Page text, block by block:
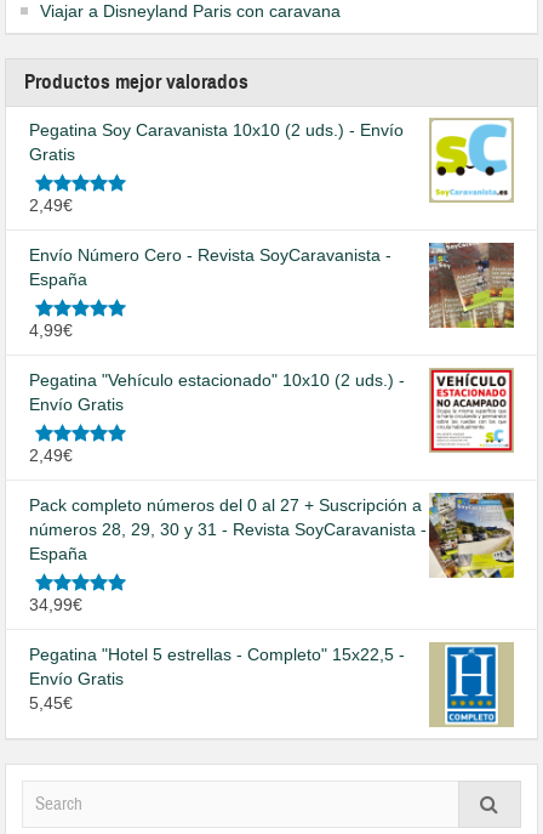
Viajar a Disneyland Paris con caravana
Productos mejor valorados
Pegatina Soy Caravanista 10x10 (2 uds.) - Envío
Gratis
Valorado
2,49€
Envío Número Cero - Revista SoyCaravanista -
España
Valorado
4,99€
Pegatina "Vehículo estacionado" 10x10 (2 uds.) -
Envío Gratis
Valorado
2,49€
Pack completo números del 0 al 27 + Suscripción a
números 28, 29, 30 y 31 - Revista SoyCaravanista -
España
Valorado
34,99€
Pegatina "Hotel 5 estrellas - Completo" 15x22,5 -
Envío Gratis
5,45€